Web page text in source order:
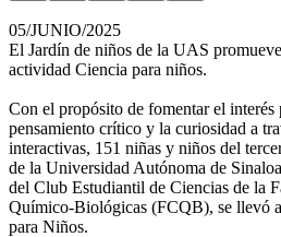
05/JUNIO/2025
El Jardín de niños de la UAS
actividad Ciencia para niños.
Con el propósito de fomentar el
pensamiento crítico y la curiosidad a
interactivas, 151 niñas y niños del
de la Universidad Autónoma de
del Club Estudiantil de Ciencias de la
Químico-Biológicas (FCQB), se llevó
para Niños.